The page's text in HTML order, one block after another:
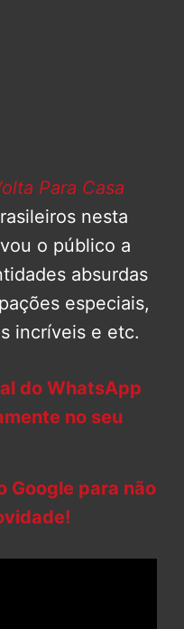
Para Casa
nesta
o público a
absurdas
especiais,
incríveis e etc.
do WhatsApp
no seu
Google para não